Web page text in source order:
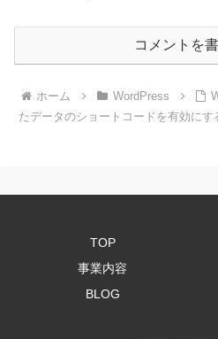
コメントを
ホーム WordPress
たデータのショートコードを有効にす
TOP
事業内容
BLOG